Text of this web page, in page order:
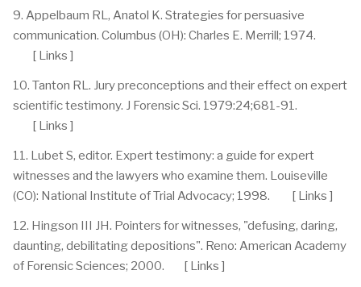
9. Appelbaum RL, Anatol K. Strategies for persuasive
communication. Columbus (OH): Charles E. Merrill; 1974.
[ Links ]
10. Tanton RL. Jury preconceptions and their effect on expert
scientific testimony. J Forensic Sci. 1979:24;681-91.
[ Links ]
11. Lubet S, editor. Expert testimony: a guide for expert
witnesses and the lawyers who examine them. Louiseville
(CO): National Institute of Trial Advocacy; 1998. [ Links ]
12. Hingson III JH. Pointers for witnesses, "defusing, daring,
daunting, debilitating depositions". Reno: American Academy
of Forensic Sciences; 2000. [ Links ]